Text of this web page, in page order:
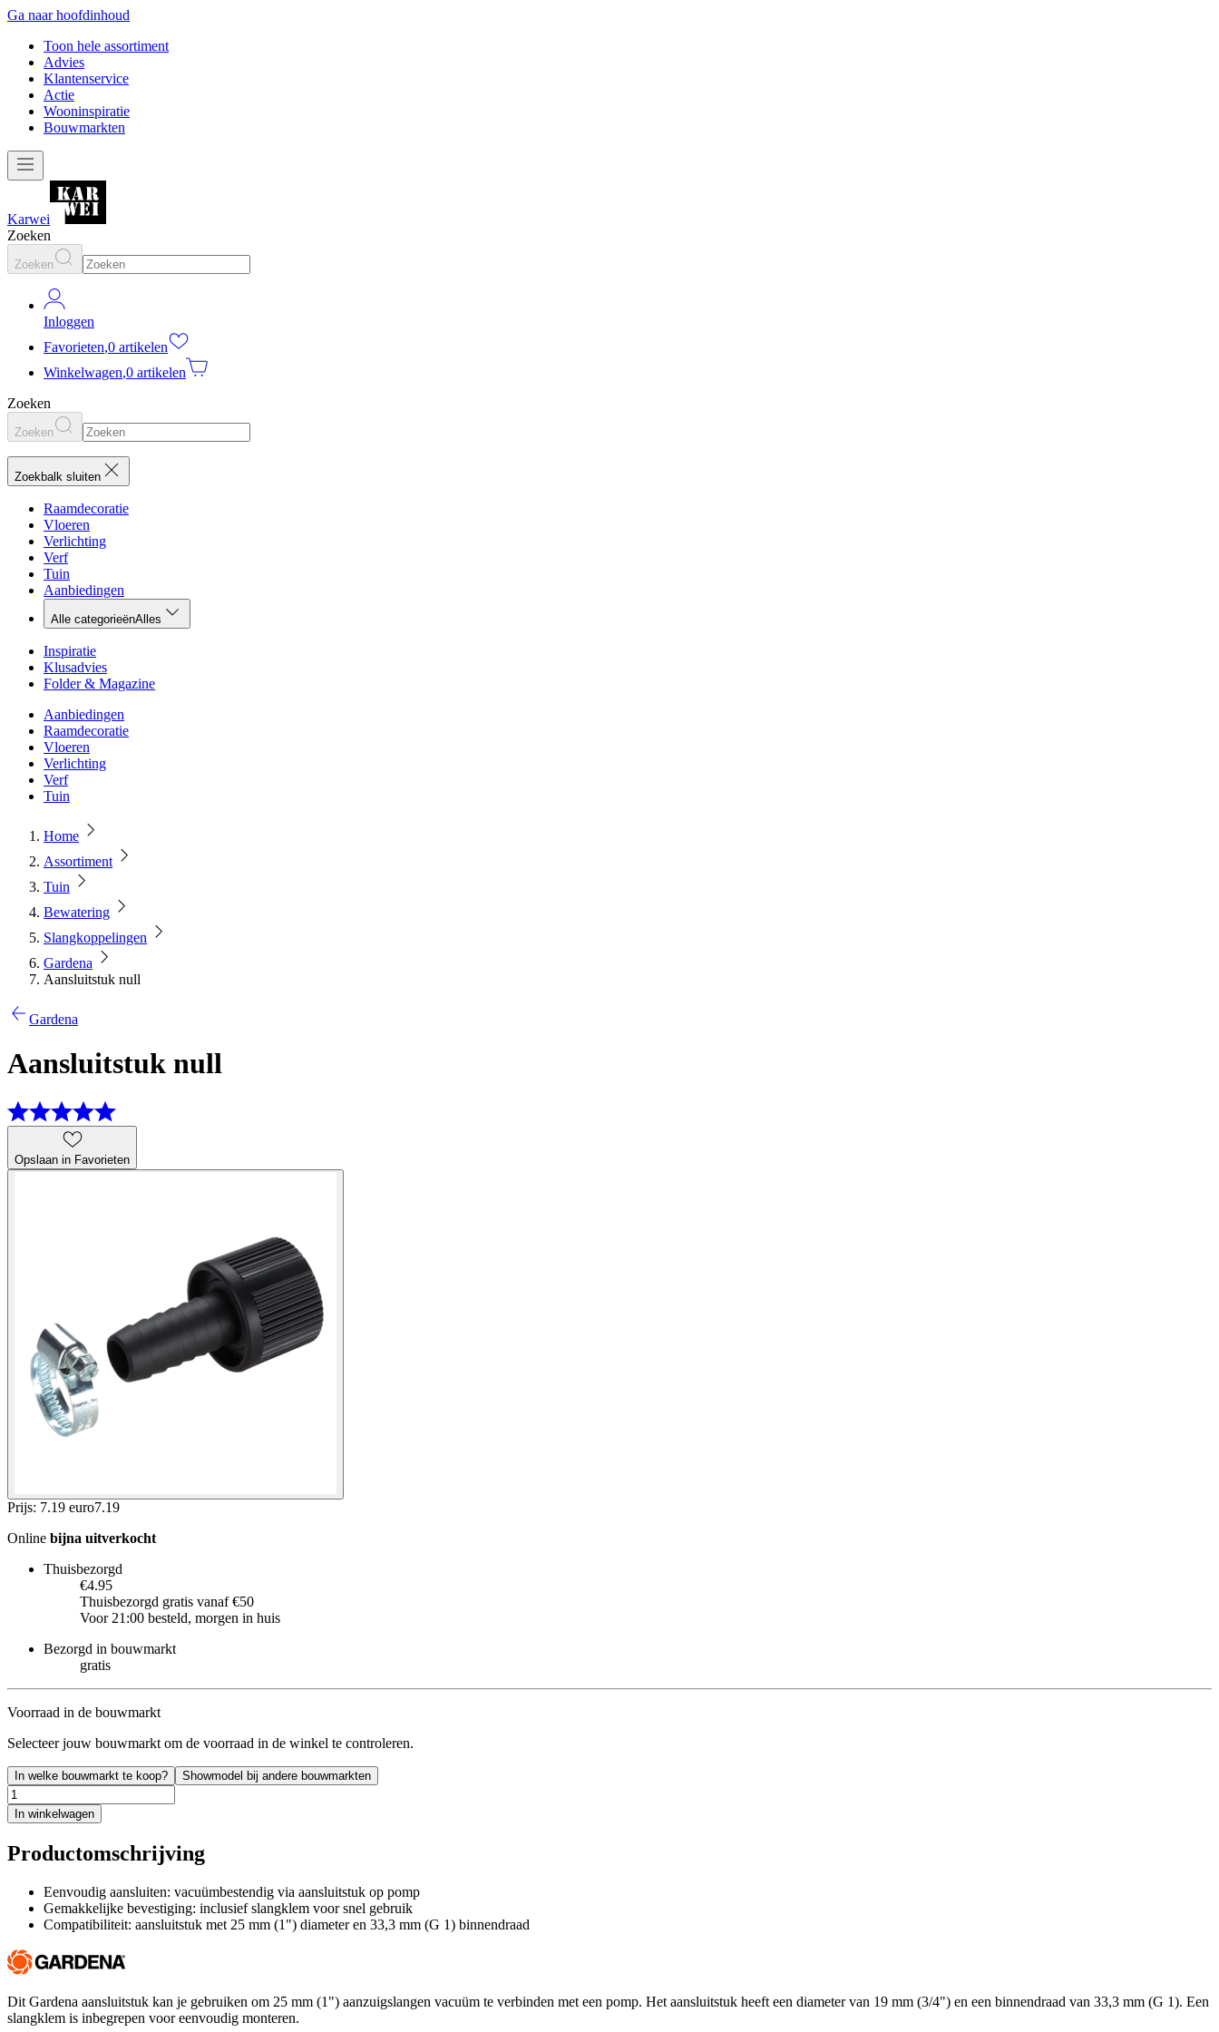
Ga naar hoofdinhoud
Toon hele assortiment
Advies
Klantenservice
Actie
Wooninspiratie
Bouwmarkten
Karwei
Zoeken
Zoeken
Inloggen
Favorieten,0 artikelen
Winkelwagen,0 artikelen
Zoeken
Zoeken
Zoekbalk sluiten
Raamdecoratie
Vloeren
Verlichting
Verf
Tuin
Aanbiedingen
Alle categorieënAlles
Inspiratie
Klusadvies
Folder & Magazine
Aanbiedingen
Raamdecoratie
Vloeren
Verlichting
Verf
Tuin
Home
Assortiment
Tuin
Bewatering
Slangkoppelingen
Gardena
Aansluitstuk null
Gardena
Aansluitstuk null
Opslaan in Favorieten
Prijs: 7.19 euro7.19
Online bijna uitverkocht
Thuisbezorgd
€4.95
Thuisbezorgd gratis vanaf €50
Voor 21:00 besteld, morgen in huis
Bezorgd in bouwmarkt
gratis
Voorraad in de bouwmarkt
Selecteer jouw bouwmarkt om de voorraad in de winkel te controleren.
In welke bouwmarkt te koop? Showmodel bij andere bouwmarkten
In winkelwagen
Productomschrijving
Eenvoudig aansluiten: vacuümbestendig via aansluitstuk op pomp
Gemakkelijke bevestiging: inclusief slangklem voor snel gebruik
Compatibiliteit: aansluitstuk met 25 mm (1") diameter en 33,3 mm (G 1) binnendraad
Dit Gardena aansluitstuk kan je gebruiken om 25 mm (1") aanzuigslangen vacuüm te verbinden met een pomp. Het aansluitstuk heeft een diameter van 19 mm (3/4") en een binnendraad van 33,3 mm (G 1). Een
slangklem is inbegrepen voor eenvoudig monteren.